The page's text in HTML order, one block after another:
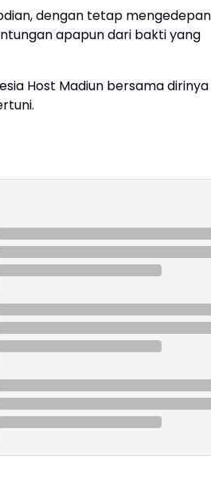
dengan tetap
apapun dari bakti yang
Host Madiun bersama dirinya